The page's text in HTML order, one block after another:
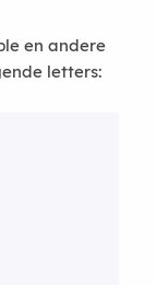
en andere
letters: